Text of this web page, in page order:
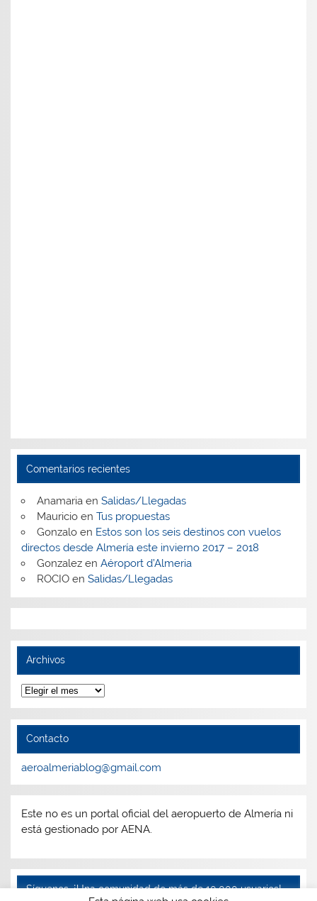
Comentarios recientes
Anamariaen Salidas/Llegadas
Mauricioen Tus propuestas
Gonzaloen Estos son los seis destinos con vuelos
directos desde Almería este invierno 2017 – 2018
Gonzalezen Aéroport d’Almeria
ROCIOen Salidas/Llegadas
Archivos
Archivos
Contacto
aeroalmeriablog@gmail.com
Este no es un portal oficial del aeropuerto de Almería ni
está gestionado por AENA.
Síguenos, ¡Una comunidad de más de 10.000 usuarios!